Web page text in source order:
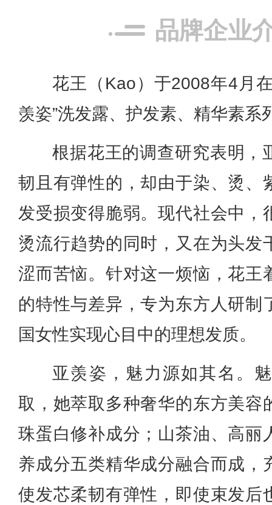
品牌企业
花王（Kao）于2008年4月
羡姿”洗发露、护发素、精华素系
根据花王的调查研究表明，
韧且有弹性的，却由于染、烫、
发受损变得脆弱。现代社会中，
烫流行趋势的同时，又在为头发
涩而苦恼。针对这一烦恼，花王
的特性与差异，专为东方人研制
国女性实现心目中的理想发质。
亚羡姿，魅力源如其名。
取，她萃取多种奢华的东方美容
珠蛋白修补成分；山茶油、高丽
养成分五类精华成分融合而成，
使发芯柔韧有弹性，即使束发后